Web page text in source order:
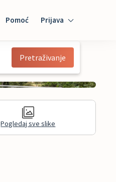
Pomoć Prijava
Mybooking
Pretraživanje
Pogledaj sve slike